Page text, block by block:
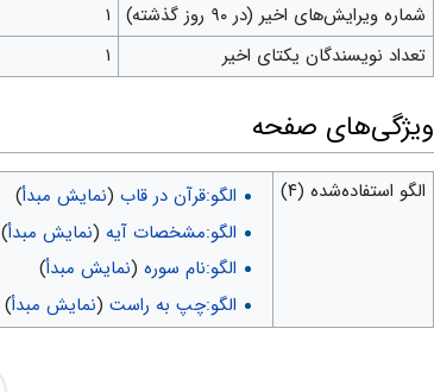
شماره ویرایش‌های اخیر (در ۹۰ روز گذشته)
۱
تعداد نویسندگان یکتای اخیر
۱
ويژگی‌های صفحه
الگو استفاده‌شده (۴) الگو:قرآن در قاب(نمایش مبدأ)
الگو:مشخصات آیه(نمایش مبدأ)
الگو:نام سوره(نمایش مبدأ)
الگو:چپ به راست(نمایش مبدأ)